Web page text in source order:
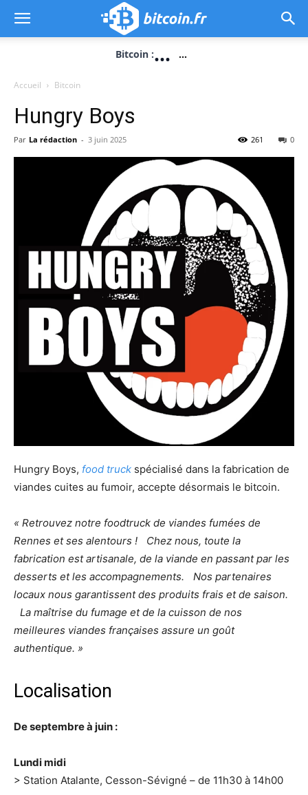
Bitcoin :... ...
Accueil Bitcoin
Hungry Boys
Par La rédaction - 3 juin 2025 0
261
Hungry Boys, food truck spécialisé dans la fabrication de
viandes cuites au fumoir, accepte désormais le bitcoin.
« Retrouvez notre foodtruck de viandes fumées de
Rennes et ses alentours ! Chez nous, toute la
fabrication est artisanale, de la viande en passant par les
desserts et les accompagnements. Nos partenaires
locaux nous garantissent des produits frais et de saison.
La maîtrise du fumage et de la cuisson de nos
meilleures viandes françaises assure un goût
authentique. »
Localisation
De septembre à juin :
Lundi midi
> Station Atalante, Cesson-Sévigné – de 11h30 à 14h00